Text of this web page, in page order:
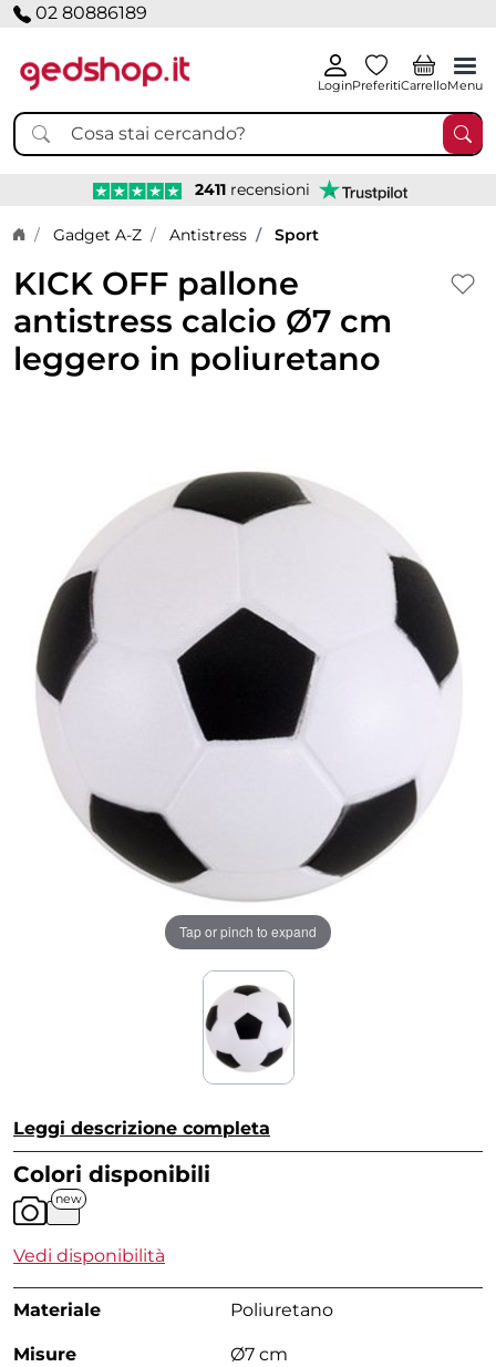
02 80886189
LoginPreferitiCarrelloMenu
2411 recensioni
Home page
Gadget A-Z Antistress Sport
KICK OFF pallone
antistress calcio Ø7 cm
leggero in poliuretano
Tap or pinch to expand
Leggi descrizione completa
Colori disponibili
new
Vedi disponibilità
Materiale Poliuretano
Misure Ø7 cm